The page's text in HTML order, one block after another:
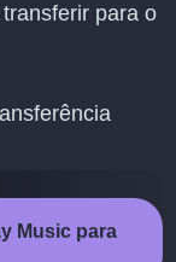
para o
Music para